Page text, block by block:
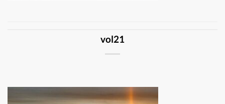
vol21